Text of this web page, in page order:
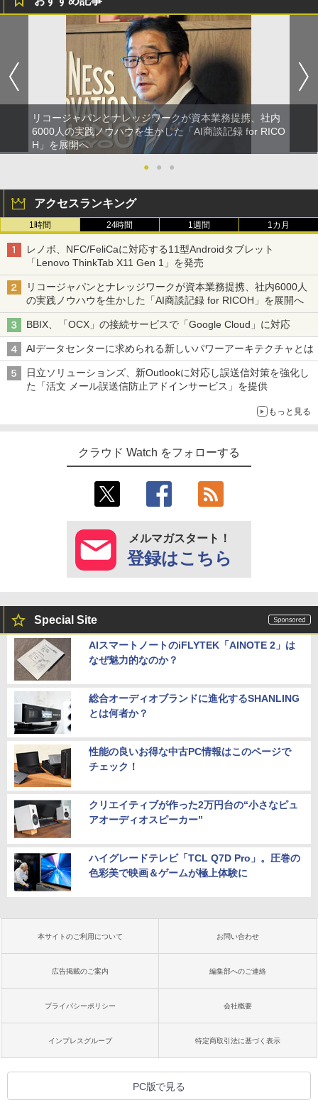
リコージャパンとナレッジワークが資本業務提携、社内
6000人の実践ノウハウを生かした「AI商談記録 for RICO
H」を展開へ
●
● ●
アクセスランキング
1時間 24時間 1週間 1カ月
レノボ、NFC/FeliCaに対応する11型Androidタブレット
「Lenovo ThinkTab X11 Gen 1」を発売
リコージャパンとナレッジワークが資本業務提携、社内6000人
の実践ノウハウを生かした「AI商談記録 for RICOH」を展開へ
BBIX、「OCX」の接続サービスで「Google Cloud」に対応
AIデータセンターに求められる新しいパワーアーキテクチャとは
日立ソリューションズ、新Outlookに対応し誤送信対策を強化し
た「活文 メール誤送信防止アドインサービス」を提供
もっと見る
クラウド Watch をフォローする
メルマガスタート！
登録はこちら
Special Site
AIスマートノートのiFLYTEK「AINOTE 2」は
なぜ魅力的なのか？
総合オーディオブランドに進化するSHANLING
とは何者か？
性能の良いお得な中古PC情報はこのページで
チェック！
クリエイティブが作った2万円台の“小さなピュ
アオーディオスピーカー”
ハイグレードテレビ「TCL Q7D Pro」。圧巻の
色彩美で映画＆ゲームが極上体験に
本サイトのご利用について お問い合わせ
広告掲載のご案内 編集部へのご連絡
プライバシーポリシー 会社概要
インプレスグループ 特定商取引法に基づく表示
PC版で見る